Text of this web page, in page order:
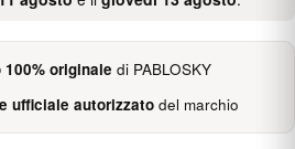
100% originale di PABLOSKY
ufficiale autorizzatodel marchio